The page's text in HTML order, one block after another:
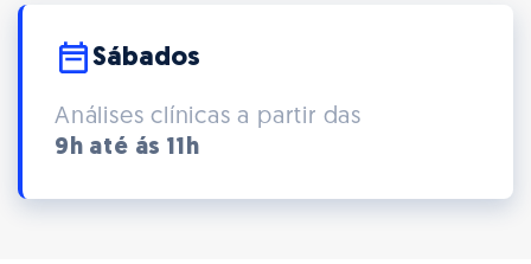
Sábados
Análises clínicas a partir das
9h até ás 11h